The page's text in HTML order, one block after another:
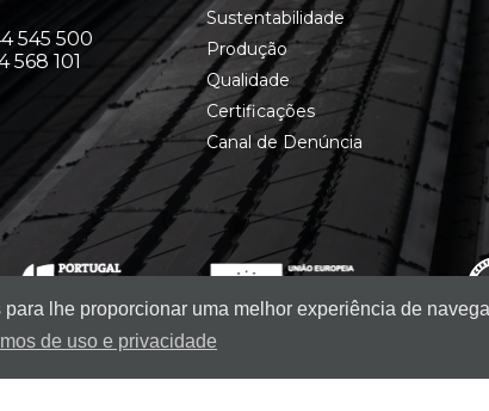
lhe proporcionar uma melhor experiência de
de uso e privacidade
545 500
568 101
Sustentabilidade
Produção
Qualidade
Certificações
Canal de Denúncia